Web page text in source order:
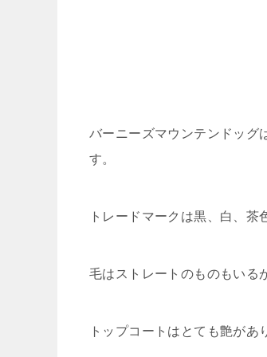
バーニーズマウンテンドッグ
す。
トレードマークは黒、白、茶
毛はストレートのものもいる
トップコートはとても艶があ